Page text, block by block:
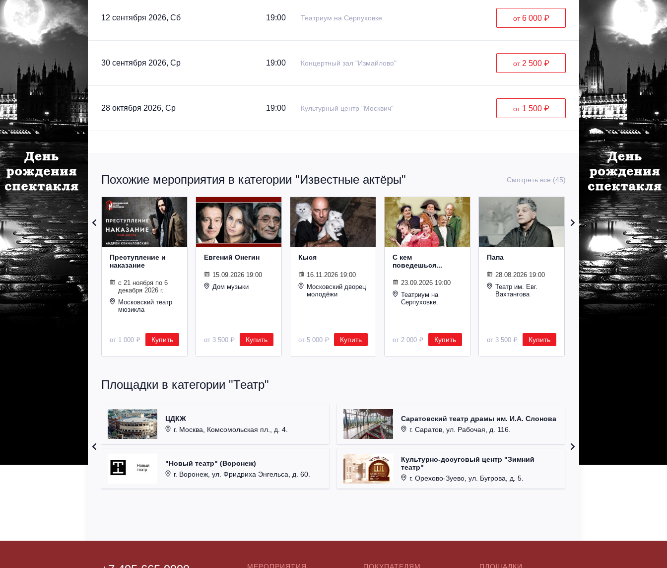
12 сентября 2026, Сб 19:00 Театриум на Серпуховке. от6 000 ₽
30 сентября 2026, Ср 19:00 Концертный зал "Измайлово" от 2 500 ₽
28 октября 2026, Ср 19:00 Культурный центр "Москвич" от 1 500 ₽
Похожие мероприятия в категории "Известные актёры" Смотреть все (45)
Преступление и
наказание
с 21 ноября по 6
декабря 2026 г.
Московский театр
мюзикла
от 1 000 ₽ Купить
Евгений Онегин
15.09.2026 19:00
Дом музыки
от 3 500 ₽ Купить
Кыся
16.11.2026 19:00
Московский дворец
молодёжи
от 5 000 ₽ Купить
С кем
поведешься...
23.09.2026 19:00
Театриум на
Серпуховке.
от 2 000 ₽ Купить
Папа
28.08.2026 19:00
Театр им. Евг.
Вахтангова
от 3 500 ₽ Купить
Онегин.
Лирические
отступления
22.09.2026 19:00
Дом музыки
Площадки в категории "Театр"
ЦДКЖ
г. Москва, Комсомольская пл., д. 4.
"Новый театр" (Воронеж)
г. Воронеж, ул. Фридриха Энгельса, д. 60.
Саратовский театр драмы им. И.А. Слонова
г. Саратов, ул. Рабочая, д. 116.
Культурно-досуговый центр "Зимний
театр"
г. Орехово-Зуево, ул. Бугрова, д. 5.